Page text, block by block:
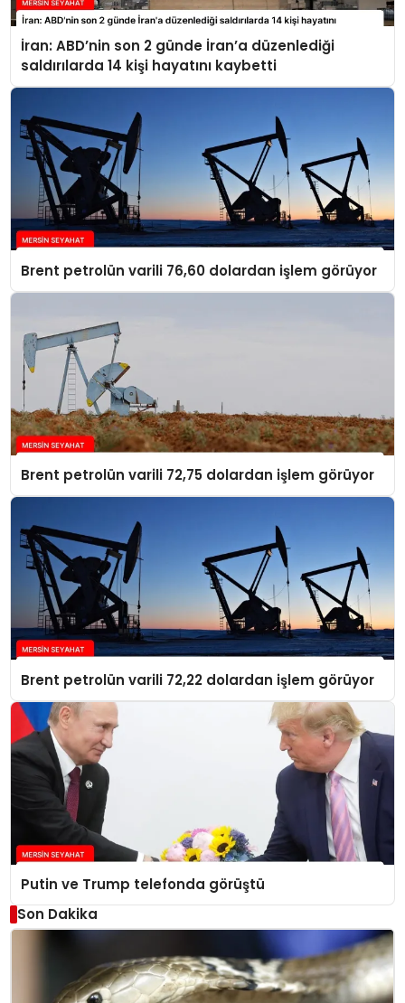
İran: ABD’nin son 2 günde İran’a düzenlediği
saldırılarda 14 kişi hayatını kaybetti
Brent petrolün varili 76,60 dolardan işlem görüyor
Brent petrolün varili 72,75 dolardan işlem görüyor
Brent petrolün varili 72,22 dolardan işlem görüyor
Putin ve Trump telefonda görüştü
Son Dakika